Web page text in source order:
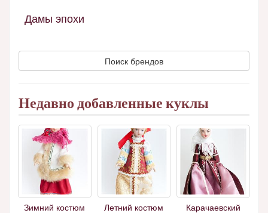
Дамы эпохи
Поиск брендов
Недавно добавленные куклы
Зимний костюм
Летний костюм
Карачаевский